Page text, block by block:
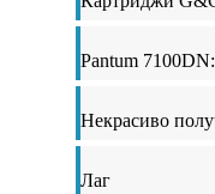
Pantum
Некрасиво
Лаг